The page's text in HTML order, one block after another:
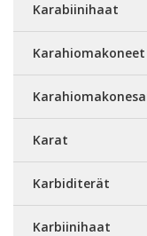
Karabiinihaat
Karahiomakoneet
Karat
Karbiditerät
Karbiinihaat